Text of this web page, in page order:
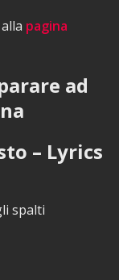
pagina
ad
– Lyrics
spalti